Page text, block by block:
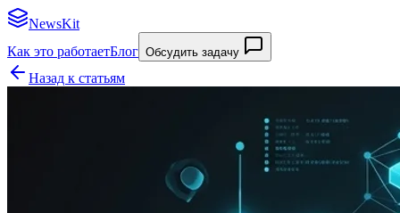
NewsKit
Как это работаетБлог Обсудить задачу
Назад к статьям